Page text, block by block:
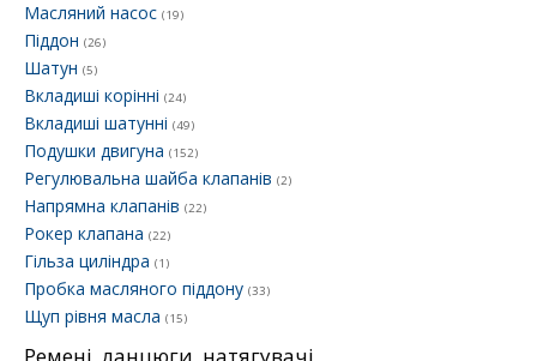
Масляний насос (19)
Піддон (26)
Шатун (5)
Вкладиші корінні (24)
Вкладиші шатунні (49)
Подушки двигуна (152)
Регулювальна шайба клапанів (2)
Напрямна клапанів (22)
Рокер клапана (22)
Гільза циліндра (1)
Пробка масляного піддону (33)
Щуп рівня масла (15)